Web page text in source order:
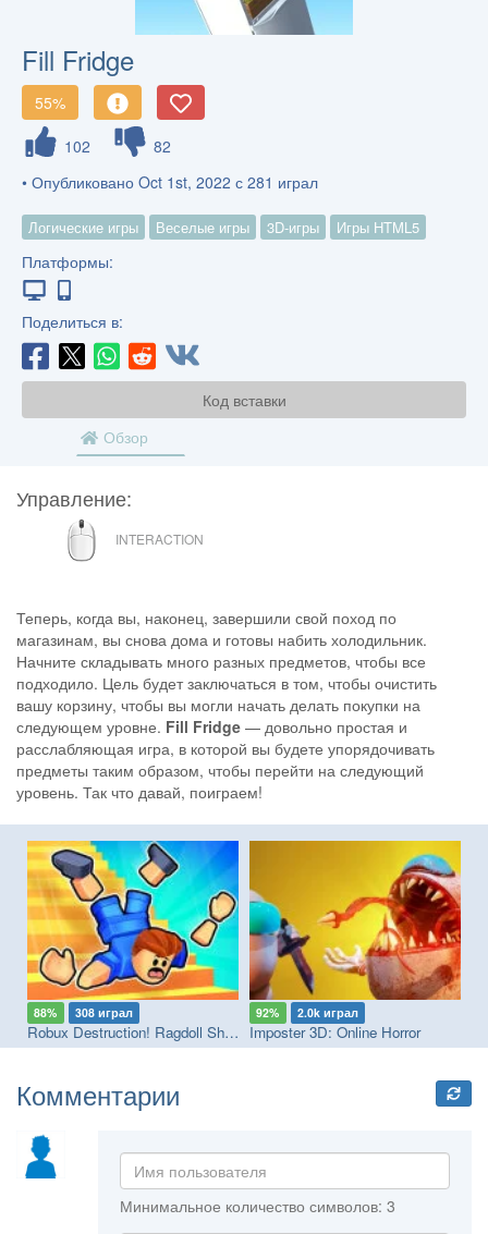
Fill Fridge
55%
102
82
• Опубликовано Oct 1st, 2022 с 281 играл
Логические игры Веселые игры 3D-игры Игры HTML5
Платформы:
Поделиться в:
Код вставки
Обзор
Управление:
МЫШЬ
INTERACTION
Теперь, когда вы, наконец, завершили свой поход по
магазинам, вы снова дома и готовы набить холодильник.
Начните складывать много разных предметов, чтобы все
подходило. Цель будет заключаться в том, чтобы очистить
вашу корзину, чтобы вы могли начать делать покупки на
следующем уровне. Fill Fridge — довольно простая и
расслабляющая игра, в которой вы будете упорядочивать
предметы таким образом, чтобы перейти на следующий
уровень. Так что давай, поиграем!
88% 308 играл
Robux Destruction! Ragdoll Show!
92% 2.0k играл
Imposter 3D: Online Horror
Комментарии
Минимальное количество символов: 3